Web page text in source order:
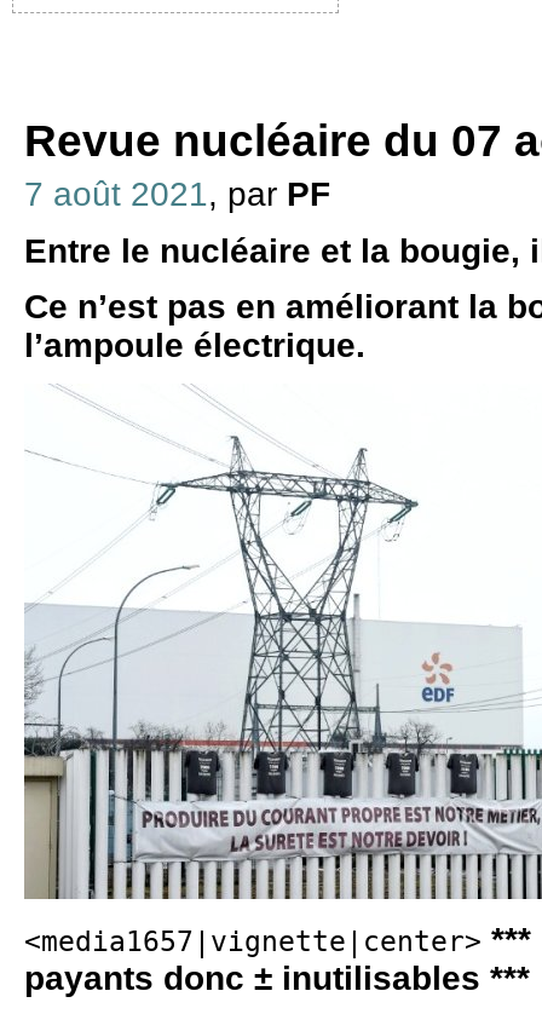
Revue nucléaire du 07
7 août 2021, par PF
Entre le nucléaire et la bougie,
Ce n’est pas en améliorant la
l’ampoule électrique.
<media1657|vignette|center> ***
payants donc ± inutilisables ***